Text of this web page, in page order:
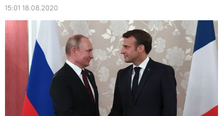
15:01 18.08.2020